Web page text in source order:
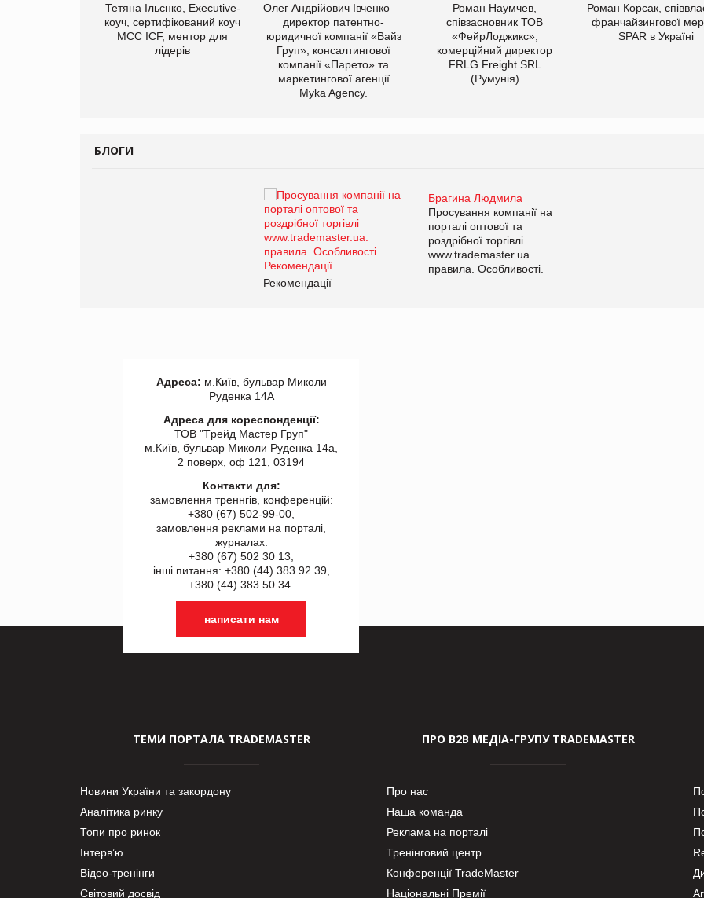
Тетяна Ільєнко, Executive-
коуч, сертифікований коуч
МСС ICF, ментор для
лідерів
Олег Андрійович Івченко —
директор патентно-
юридичної компанії «Вайз
Груп», консалтингової
компанії «Парето» та
маркетингової агенції
Myka Agency.
Роман Наумчев,
співзасновник ТОВ
«ФейрЛоджикс»,
комерційний директор
FRLG Freight SRL
(Румунія)
Роман Корсак,
франчайзингової
SPAR в Україні
БЛОГИ
Брагина Людмила
Просування компанії на
порталі оптової та
роздрібної торгівлі
www.trademaster.ua.
правила. Особливості.
Рекомендації
Адреса: м.Київ, бульвар Миколи
Руденка 14А
Адреса для кореспонденції:
ТОВ "Tрейд Мастер Груп"
м.Київ, бульвар Миколи Руденка 14а,
2 поверх, оф 121, 03194
Контакти для:
замовлення треннгів, конференцій:
+380 (67) 502-99-00,
замовлення реклами на порталі,
журналах:
+380 (67) 502 30 13,
інші питання: +380 (44) 383 92 39,
+380 (44) 383 50 34.
написати нам
ТЕМИ ПОРТАЛА TRADEMASTER
Новини України та закордону
Аналітика ринку
Топи про ринок
Інтерв’ю
Відео-тренінги
Світовий досвід
ПРО В2В МЕДІА-ГРУПУ TRADEMASTER
Про нас
Наша команда
Реклама на порталі
Тренінговий центр
Конференції TradeMaster
Національні Премії